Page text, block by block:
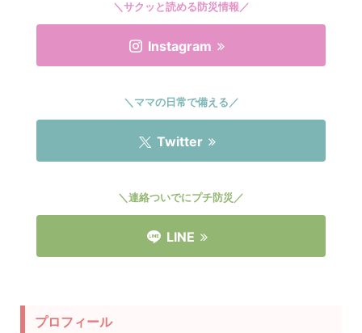
＼サクッと読める防災情報／
Instagram
＼ママの日常で備える／
Twitter
＼連絡ついでにプチ防災／
LINE
プロフィール